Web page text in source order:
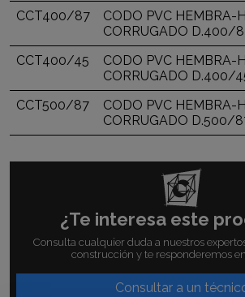
CCT400/87
CODO PVC HEMBRA-
CORRUGADO D.400/
CCT400/45
CODO PVC HEMBRA-
CORRUGADO D.400/
CCT500/87
CODO PVC HEMBRA-
CORRUGADO D.500/
¿Te interesa este
Consulta cualquier duda a nuestros
construcción y te responderemos
Consultar a un